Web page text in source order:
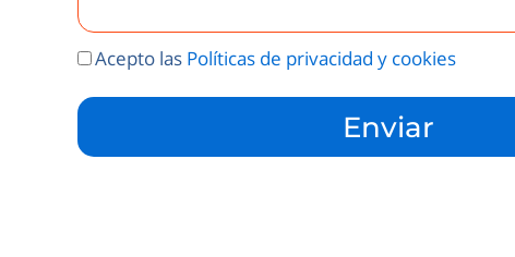
Acepto las Políticas de privacidad y cookies
Enviar